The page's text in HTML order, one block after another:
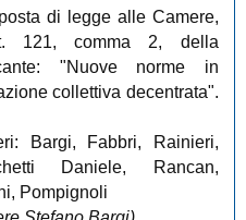
di legge alle Camere,
121, comma 2, della
"Nuove norme in
collettiva decentrata".
Bargi, Fabbri, Rainieri,
Daniele, Rancan,
Pompignoli